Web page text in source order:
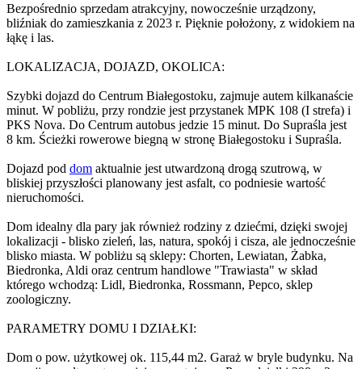
Bezpośrednio sprzedam atrakcyjny, nowocześnie urządzony,
bliźniak do zamieszkania z 2023 r. Pięknie położony, z widokiem na
łąkę i las.
LOKALIZACJA, DOJAZD, OKOLICA:
Szybki dojazd do Centrum Białegostoku, zajmuje autem kilkanaście
minut. W pobliżu, przy rondzie jest przystanek MPK 108 (I strefa) i
PKS Nova. Do Centrum autobus jedzie 15 minut. Do Supraśla jest
8 km. Ścieżki rowerowe biegną w stronę Białegostoku i Supraśla.
Dojazd pod dom aktualnie jest utwardzoną drogą szutrową, w
bliskiej przyszłości planowany jest asfalt, co podniesie wartość
nieruchomości.
Dom idealny dla pary jak również rodziny z dziećmi, dzięki swojej
lokalizacji - blisko zieleń, las, natura, spokój i cisza, ale jednocześnie
blisko miasta. W pobliżu są sklepy: Chorten, Lewiatan, Żabka,
Biedronka, Aldi oraz centrum handlowe "Trawiasta" w skład
którego wchodzą: Lidl, Biedronka, Rossmann, Pepco, sklep
zoologiczny.
PARAMETRY DOMU I DZIAŁKI:
Dom o pow. użytkowej ok. 115,44 m2. Garaż w bryle budynku. Na